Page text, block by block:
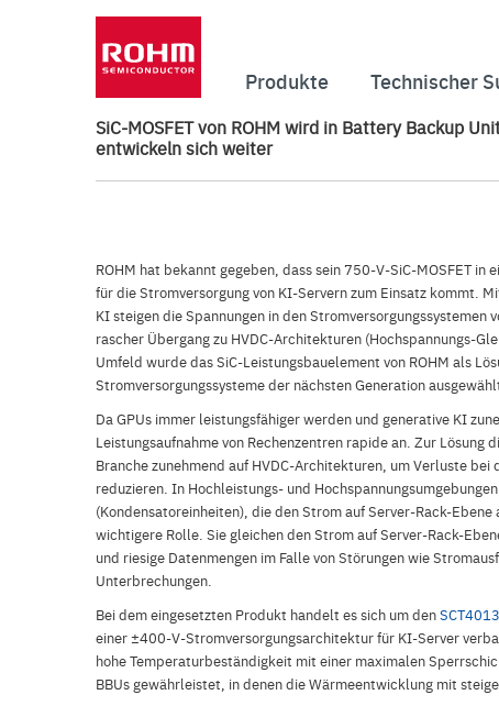
Produkte Technischer
SiC-MOSFET von ROHM wird in Battery Backup
entwickeln sich weiter
ROHM hat bekannt gegeben, dass sein 750-V-SiC-MOSFET in
für die Stromversorgung von KI-Servern zum Einsatz kommt.
KI steigen die Spannungen in den Stromversorgungssystemen
rascher Übergang zu HVDC-Architekturen (Hochspannungs-
Umfeld wurde das SiC-Leistungsbauelement von ROHM als
Stromversorgungssysteme der nächsten Generation
Da GPUs immer leistungsfähiger werden und generative KI
Leistungsaufnahme von Rechenzentren rapide an. Zur Lösung
Branche zunehmend auf HVDC-Architekturen, um Verluste
reduzieren. In Hochleistungs- und
(Kondensatoreinheiten), die den Strom auf Server-Rack-Ebene
wichtigere Rolle. Sie gleichen den Strom auf Server-Rack-
und riesige Datenmengen im Falle von Störungen wie
Unterbrechungen.
Bei dem eingesetzten Produkt handelt es sich um den
einer ±400-V-Stromversorgungsarchitektur für KI-Server
hohe Temperaturbeständigkeit mit einer maximalen
BBUs gewährleistet, in denen die Wärmeentwicklung mit